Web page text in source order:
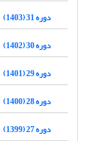
دوره 31 (1403)
دوره 30 (1402)
دوره 29 (1401)
دوره 28 (1400)
دوره 27 (1399)